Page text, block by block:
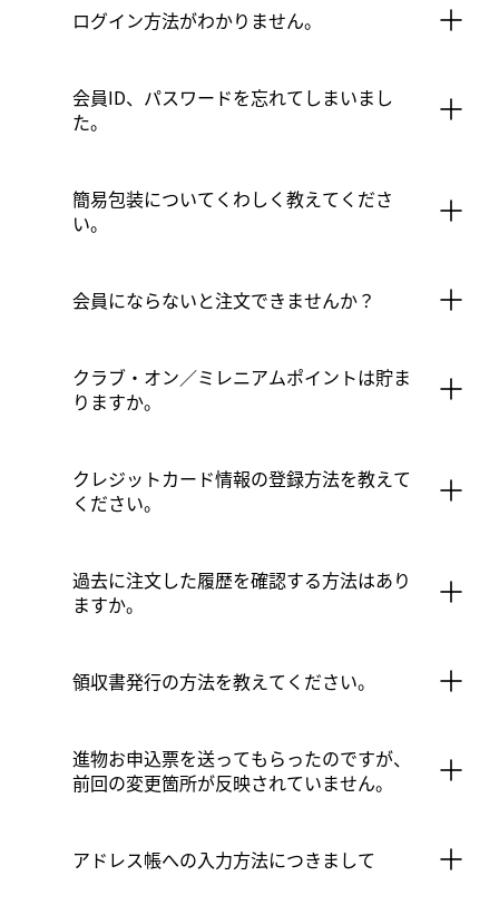
ログイン方法がわかりません。
会員ID、パスワードを忘れてしまいまし
た。
簡易包装についてくわしく教えてくださ
い。
会員にならないと注文できませんか？
クラブ・オン／ミレニアムポイントは貯ま
りますか。
クレジットカード情報の登録方法を教えて
ください。
過去に注文した履歴を確認する方法はあり
ますか。
領収書発行の方法を教えてください。
進物お申込票を送ってもらったのですが、
前回の変更箇所が反映されていません。
アドレス帳への入力方法につきまして